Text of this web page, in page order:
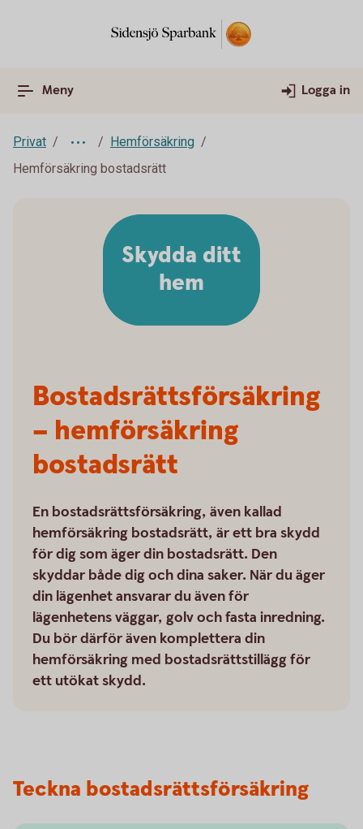
Meny Logga in
Privat
Hemförsäkring
Hemförsäkring bostadsrätt
Bostadsrätts­försäkring
– hemförsäkring
bostadsrätt
En bostadsrättsförsäkring, även kallad
hemförsäkring bostadsrätt, är ett bra skydd
för dig som äger din bostadsrätt. Den
skyddar både dig och dina saker. När du äger
din lägenhet ansvarar du även för
lägenhetens väggar, golv och fasta inredning.
Du bör därför även komplettera din
hemförsäkring med bostadsrättstillägg för
ett utökat skydd.
Skydda ditt
hem
Teckna bostadsrättsförsäkring